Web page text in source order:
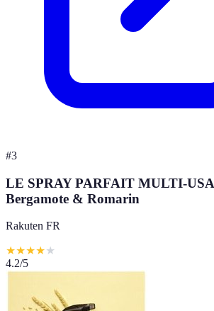
#3
LE SPRAY PARFAIT MULTI-
Bergamote & Romarin
Rakuten FR
★★★★★
4.2/5